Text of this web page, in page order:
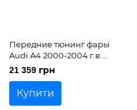
Передние тюнинг фары
Audi A4 2000-2004 г.в.
дневные ходовые огни,
линза, черные
21 359 грн
Купити